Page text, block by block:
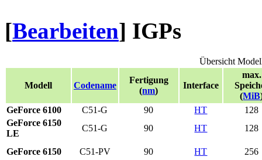
[Bearbeiten] IGPs
Übersicht
Modell Codename
Fertigung
(nm)
Interface
max.
(MiB
GeForce 6100
C51-G 90 HT
128
GeForce 6150
LE
C51-G 90 HT 128
GeForce 6150 C51-PV 90 HT
256